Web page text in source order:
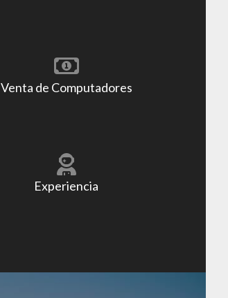
Venta de Computadores
Experiencia